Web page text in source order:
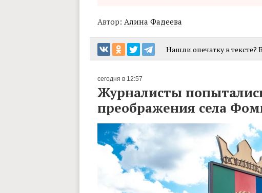
Автор: Алина Фадеева
Нашли опечатку в
сегодня в 12:57
Журналисты
преображения села